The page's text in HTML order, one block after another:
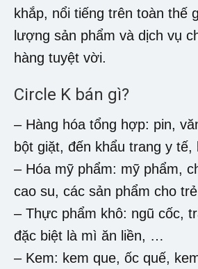
khắp, nổi tiếng trên toàn thế
lượng sản phẩm và dịch vụ
hàng tuyệt vời.
Circle K bán gì?
– Hàng hóa tổng hợp: pin,
bột giặt, đến khẩu trang y
– Hóa mỹ phẩm: mỹ phẩm,
cao su, các sản phẩm cho
– Thực phẩm khô: ngũ cốc,
đặc biệt là mì ăn liền, …
– Kem: kem que, ốc quế,